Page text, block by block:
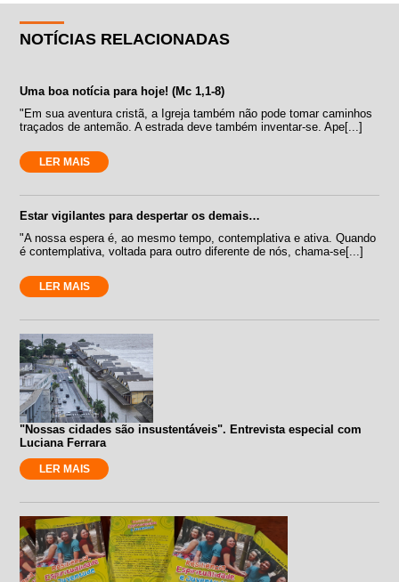
NOTÍCIAS RELACIONADAS
Uma boa notícia para hoje! (Mc 1,1-8)
"Em sua aventura cristã, a Igreja também não pode tomar caminhos
traçados de antemão. A estrada deve também inventar-se. Ape[...]
LER MAIS
Estar vigilantes para despertar os demais…
"A nossa espera é, ao mesmo tempo, contemplativa e ativa. Quando
é contemplativa, voltada para outro diferente de nós, chama-se[...]
LER MAIS
"Nossas cidades são insustentáveis". Entrevista especial com
Luciana Ferrara
LER MAIS